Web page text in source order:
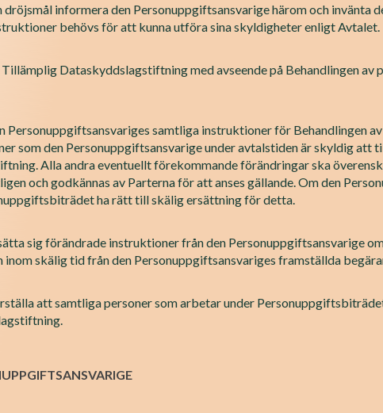
informera den Personuppgiftsansvarige härom och invänta
behövs för att kunna utföra sina skyldigheter enligt Avtalet.
Dataskyddslagstiftning med avseende på Behandlingen av
Personuppgiftsansvariges samtliga instruktioner för Behandlingen
som den Personuppgiftsansvarige under avtalstiden är skyldig
Alla andra eventuellt förekommande förändringar ska
och godkännas av Parterna för att anses gällande. Om den
ha rätt till skälig ersättning för detta.
sig förändrade instruktioner från den Personuppgiftsansvarige
skälig tid från den Personuppgiftsansvariges framställda
att samtliga personer som arbetar under